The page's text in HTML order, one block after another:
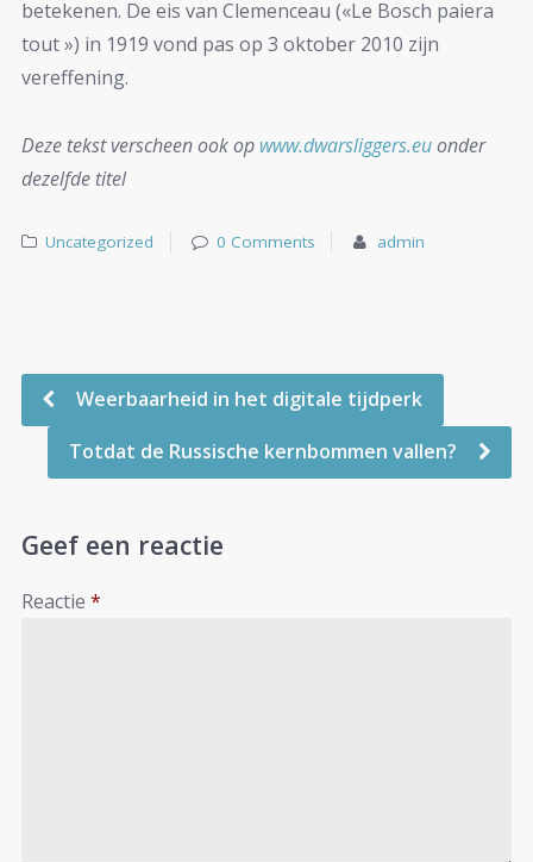
betekenen. De eis van Clemenceau («Le Bosch paiera
tout ») in 1919 vond pas op 3 oktober 2010 zijn
vereffening.
Deze tekst verscheen ook op www.dwarsliggers.euonder
dezelfde titel
Uncategorized 0 Comments admin
Weerbaarheid in het digitale tijdperk
Totdat de Russische kernbommen vallen?
Geef een reactie
Reactie *